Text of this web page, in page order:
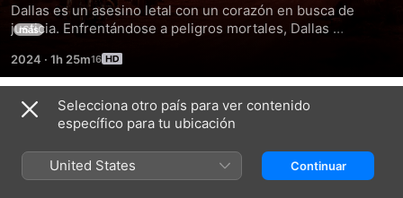
Dallas es un asesino letal con un corazón en busca de
justicia. Enfrentándose a peligros mortales, Dallas
sórdidos bajos fondos hasta las altas esferas del poder, en
una misión personal para rescatar a su novia secuestrada.
La trama se despliega en un escenario donde la ley y el
orden han fallado, dejando a Dallas como la única
esperanza de justicia en un mundo plagado de corrupción.
más
2024 · 1h 25m
Tráileres
Selecciona otro país para ver contenido
específico para tu ubicación
United States Continuar